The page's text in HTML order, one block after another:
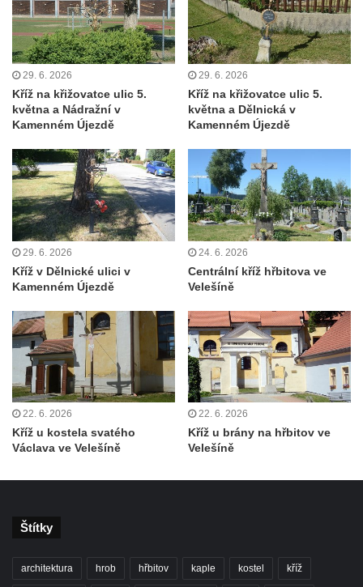
Kříž na rozcestí naproti domu čp. 714 v
Lučanech nad Nisou
Centrální kříž hřbitova Šumburk nad
Desnou v Tanvaldu
Kříž u kostela svatého Františka z Assisi v
Tanvaldu
Kříž u kostela svatého Jana Nepomuckého
ve Starých Křečanech
Kříž u domu čp. 39 v Rybništi
Kříž u domu čp. 2 v Rybništi
Kříž u domu čp. 128 v Rybništi
Kříž východně od Dubé nad lesoparkem
Kříž před hřbitovem v Českolipské ulice v
Dubé
Centrální kříž hřbitova v Dubé
Kříž v Zahradní ulici v Dubé
Kříž v Dlouhé ulici v Dubé
Kříž u kostela Nalezení svatého kříže v
Dubé
29. 6. 2026
Kříž na křižovatce ulic 5.
května a Nádražní v
Kamenném Újezdě
29. 6. 2026
Kříž na křižovatce ulic 5.
května a Dělnická v
Kamenném Újezdě
29. 6. 2026
Kříž v Dělnické ulici v
Kamenném Újezdě
24. 6. 2026
Centrální kříž hřbitova ve
Velešíně
22. 6. 2026
Kříž u kostela svatého
Václava ve Velešíně
22. 6. 2026
Kříž u brány na hřbitov ve
Velešíně
Štítky
architektura hrob hřbitov kaple kostel kříž